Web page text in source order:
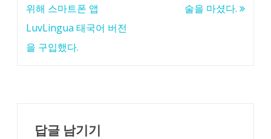
색
위해 스마트폰 앱
LuvLingua 태국어 버전
을 구입했다.
술을 마셨다.
답글 남기기